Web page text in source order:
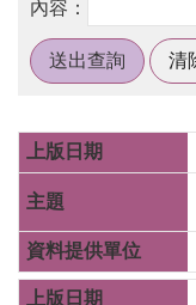
階
搜
尋
訊
息
公
告